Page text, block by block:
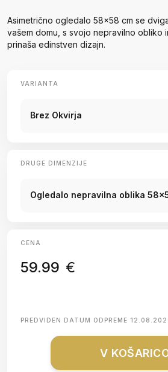
Asimetrično ogledalo 58x58 cm se
vašem domu, s svojo nepravilno obliko
prinaša edinstven dizajn.
VARIANTA
Brez Okvirja
DRUGE DIMENZIJE
Ogledalo nepravilna oblika
CENA
59.99 €
PREDVIDEN DATUM ODPREME
V